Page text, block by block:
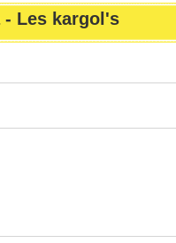
- Les kargol's